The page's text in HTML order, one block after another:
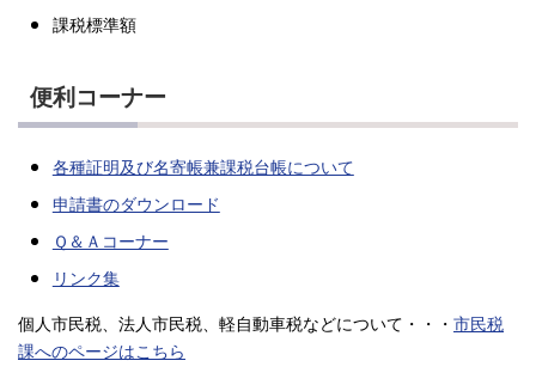
課税標準額
便利コーナー
各種証明及び名寄帳兼課税台帳について
申請書のダウンロード
Ｑ＆Ａコーナー
リンク集
個人市民税、法人市民税、軽自動車税などについて・・・ 市民税
課へのページはこちら